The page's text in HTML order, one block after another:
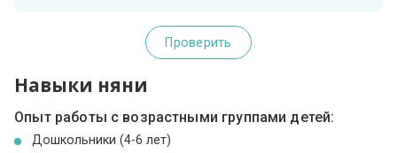
Проверить
Навыки няни
Опыт работы с возрастными группами детей:
Дошкольники (4-6 лет)